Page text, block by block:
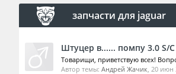
запчасти для jaguar
Штуцер в...... помпу 3.0 S/C
Товарищи, приветствую всех!
Автор темы: Андрей Жачик, 20 июн